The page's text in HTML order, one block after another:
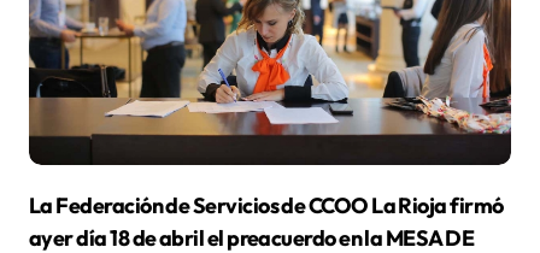
La Federación de Servicios de CCOO La Rioja firmó
ayer día 18 de abril el preacuerdo en la MESA DE